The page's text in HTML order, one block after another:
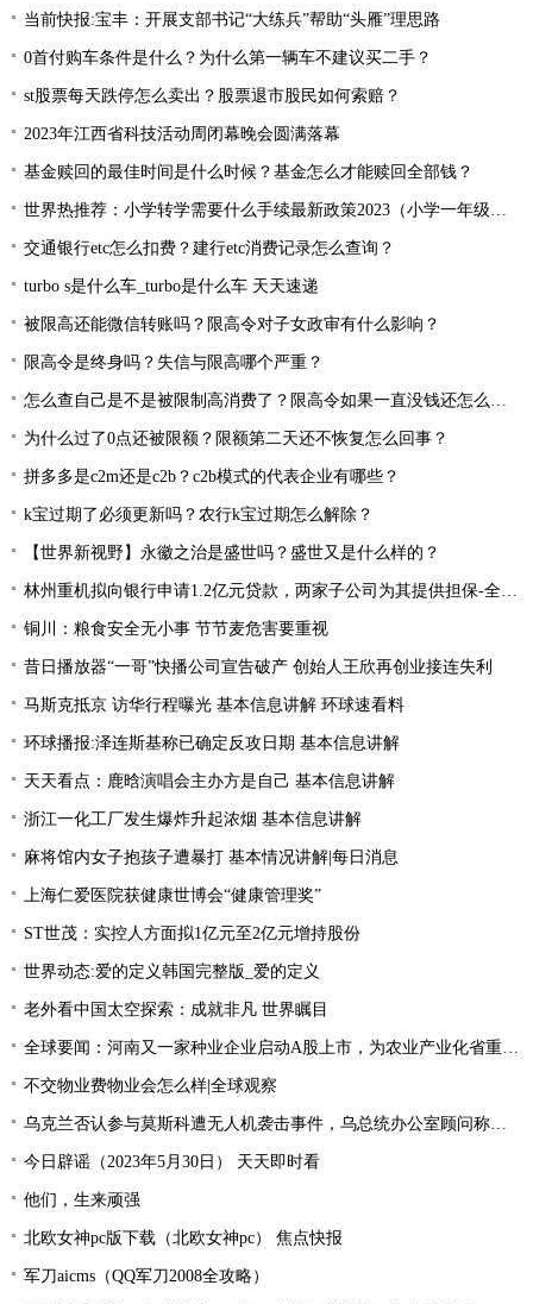
当前快报:宝丰：开展支部书记“大练兵”帮助“头雁”理思路
0首付购车条件是什么？为什么第一辆车不建议买二手？
st股票每天跌停怎么卖出？股票退市股民如何索赔？
2023年江西省科技活动周闭幕晚会圆满落幕
基金赎回的最佳时间是什么时候？基金怎么才能赎回全部钱？
世界热推荐：小学转学需要什么手续最新政策2023（小学一年级想转学怎样办理）
交通银行etc怎么扣费？建行etc消费记录怎么查询？
turbo s是什么车_turbo是什么车 天天速递
被限高还能微信转账吗？限高令对子女政审有什么影响？
限高令是终身吗？失信与限高哪个严重？
怎么查自己是不是被限制高消费了？限高令如果一直没钱还怎么办？
为什么过了0点还被限额？限额第二天还不恢复怎么回事？
拼多多是c2m还是c2b？c2b模式的代表企业有哪些？
k宝过期了必须更新吗？农行k宝过期怎么解除？
【世界新视野】永徽之治是盛世吗？盛世又是什么样的？
林州重机拟向银行申请1.2亿元贷款，两家子公司为其提供担保-全球热资讯
铜川：粮食安全无小事 节节麦危害要重视
昔日播放器“一哥”快播公司宣告破产 创始人王欣再创业接连失利
马斯克抵京 访华行程曝光 基本信息讲解 环球速看料
环球播报:泽连斯基称已确定反攻日期 基本信息讲解
天天看点：鹿晗演唱会主办方是自己 基本信息讲解
浙江一化工厂发生爆炸升起浓烟 基本信息讲解
麻将馆内女子抱孩子遭暴打 基本情况讲解|每日消息
上海仁爱医院获健康世博会“健康管理奖”
ST世茂：实控人方面拟1亿元至2亿元增持股份
世界动态:爱的定义韩国完整版_爱的定义
老外看中国太空探索：成就非凡 世界瞩目
全球要闻：河南又一家种业企业启动A股上市，为农业产业化省重点龙头企业
不交物业费物业会怎么样|全球观察
乌克兰否认参与莫斯科遭无人机袭击事件，乌总统办公室顾问称和其“没有直接关系” 天天短讯
今日辟谣（2023年5月30日） 天天即时看
他们，生来顽强
北欧女神pc版下载（北欧女神pc） 焦点快报
军刀aicms（QQ军刀2008全攻略）